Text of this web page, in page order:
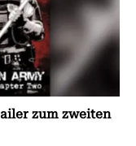
zum zweiten